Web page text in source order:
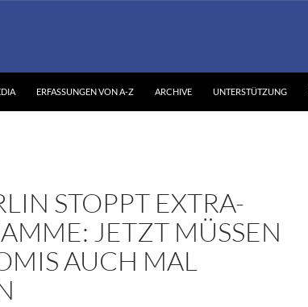
ERFASSUNGEN VON A-Z ARCHIVE UNTERSTÜTZUNG
STOPPT EXTRA-
JETZT MÜSSEN
AUCH MAL